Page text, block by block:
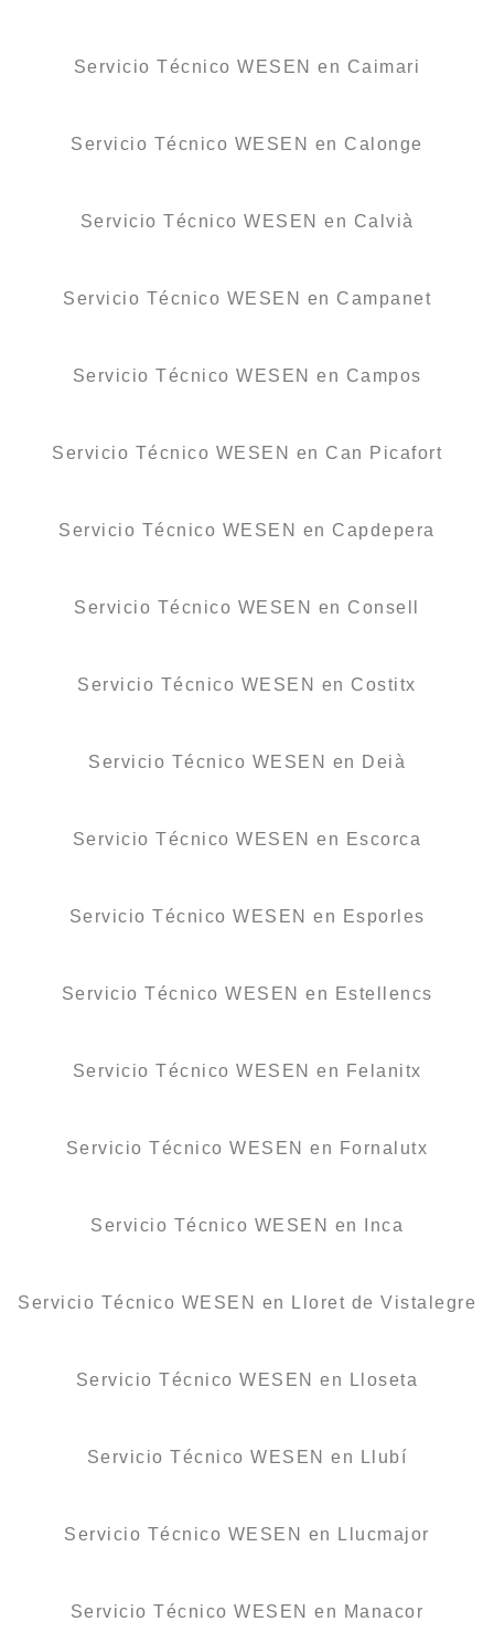
Servicio Técnico WESEN en Caimari
Servicio Técnico WESEN en Calonge
Servicio Técnico WESEN en Calvià
Servicio Técnico WESEN en Campanet
Servicio Técnico WESEN en Campos
Servicio Técnico WESEN en Can Picafort
Servicio Técnico WESEN en Capdepera
Servicio Técnico WESEN en Consell
Servicio Técnico WESEN en Costitx
Servicio Técnico WESEN en Deià
Servicio Técnico WESEN en Escorca
Servicio Técnico WESEN en Esporles
Servicio Técnico WESEN en Estellencs
Servicio Técnico WESEN en Felanitx
Servicio Técnico WESEN en Fornalutx
Servicio Técnico WESEN en Inca
Servicio Técnico WESEN en Lloret de Vistalegre
Servicio Técnico WESEN en Lloseta
Servicio Técnico WESEN en Llubí
Servicio Técnico WESEN en Llucmajor
Servicio Técnico WESEN en Manacor